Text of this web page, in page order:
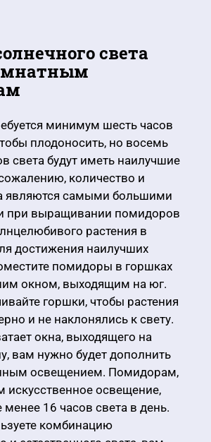
света
минимум шесть часов
плодоносить, но восемь
света будут иметь наилучшие
количество и
являются самыми большими
при выращивании помидоров
растения в
достижения наилучших
помидоры в горшках
окном, выходящим на юг.
горшки, чтобы растения
и не наклонялись к свету.
окна, выходящего на
вам нужно будет дополнить
освещением. Помидорам,
освещение,
менее 16 часов света в день.
комбинацию